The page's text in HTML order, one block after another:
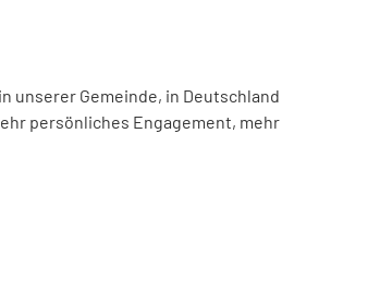
unserer Gemeinde, in Deutschland
persönliches Engagement, mehr